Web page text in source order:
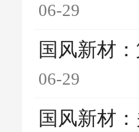
06-29
国风新材
06-29
国风新材